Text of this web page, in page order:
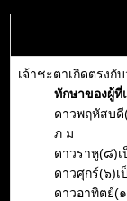
เจ้าชะตาเกิดตรง
ทักษาของผู้ที่
ดาวพฤหัสบ
ภ ม
ดาวราหู(๘)
ดาวศุกร์(๖)
ดาวอาทิตย์(